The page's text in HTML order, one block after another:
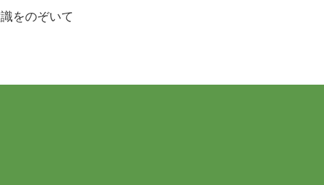
をのぞいて